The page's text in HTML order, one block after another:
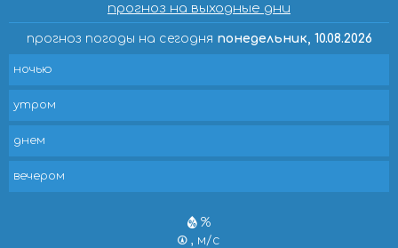
прогноз на выходные дни
прогноз погоды на сегодня понедельник, 10.08.2026
ночью
утром
днем
вечером
%
, м/с